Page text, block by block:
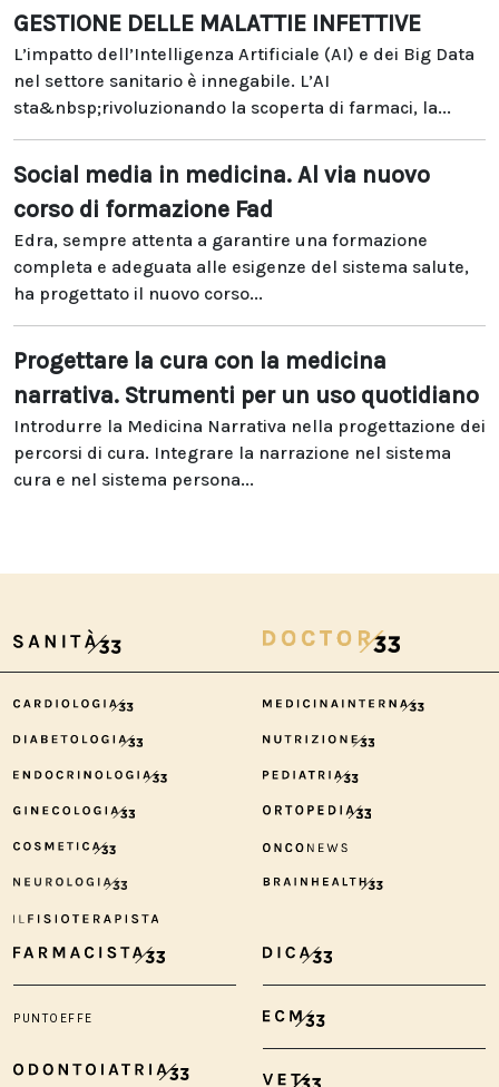
GESTIONE DELLE MALATTIE INFETTIVE
L’impatto dell’Intelligenza Artificiale (AI) e dei Big Data
nel settore sanitario è innegabile. L’AI
sta&nbsp;rivoluzionando la scoperta di farmaci, la...
Social media in medicina. Al via nuovo
corso di formazione Fad
Edra, sempre attenta a garantire una formazione
completa e adeguata alle esigenze del sistema salute,
ha progettato il nuovo corso...
Progettare la cura con la medicina
narrativa. Strumenti per un uso quotidiano
Introdurre la Medicina Narrativa nella progettazione dei
percorsi di cura. Integrare la narrazione nel sistema
cura e nel sistema persona...